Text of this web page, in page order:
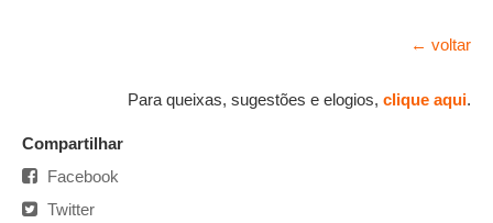
← voltar
Para queixas, sugestões e elogios, clique aqui.
Compartilhar
Facebook
Twitter